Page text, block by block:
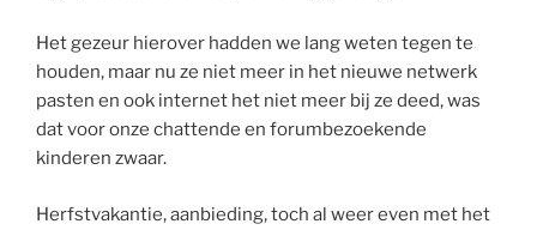
Het gezeur hierover hadden we lang weten tegen te
houden, maar nu ze niet meer in het nieuwe netwerk
pasten en ook internet het niet meer bij ze deed, was
dat voor onze chattende en forumbezoekende
kinderen zwaar.
Herfstvakantie, aanbieding, toch al weer even met het